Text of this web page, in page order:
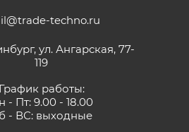
techno.ru
ул. Ангарская, 77-
119
График работы:
- Пт: 9.00 - 18.00
- ВС: выходные